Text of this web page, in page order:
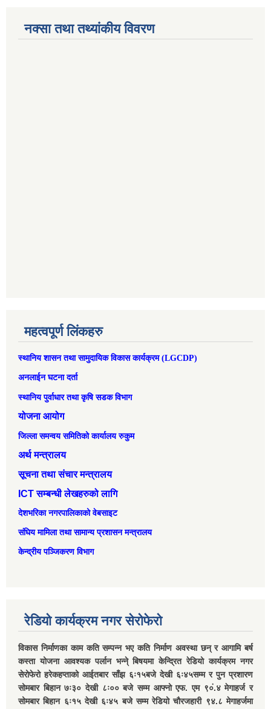
नक्सा तथा तथ्यांकीय विवरण
महत्वपूर्ण लिंकहरु
स्थानिय शासन तथा सामुदायिक विकास कार्यक्रम (LGCDP)
अनलाईन घटना दर्ता
स्थानिय पुर्वाधार तथा कृषि सडक विभाग
योजना आयोग
जिल्ला समन्वय समितिको कार्यालय रुकुम
अर्थ मन्त्रालय
सूचना तथा संचार मन्त्रालय
ICT सम्बन्धी लेखहरुको लागि
देशभरिका नगरपालिकाको वेबसाइट
संघिय मामिला तथा सामान्‍य प्रशासन मन्त्रालय
केन्द्रीय पञ्जिकरण विभाग
रेडियो कार्यक्रम नगर सेरोफेरो
विकास निर्माणका काम कति सम्पन्न भए कति निर्माण अवस्था छन् र आगामि बर्ष
कस्ता योजना आवश्यक पर्लान भन्ने् बिषयमा केन्द्रित रेडियो कार्यक्रम नगर
सेरोफेरो हरेकहप्ताको आईतबार साँझ ६ः१५बजे देखी ६ः४५सम्म र पुन प्रशारण
सोमबार बिहान ७ः३० देखी ८ः०० बजे सम्म आफ्नो एफ. एम ९०ं.४ मेगाहर्ज र
सोमबार बिहान ६ः१५ देखी ६ः४५ बजे सम्म रेडियो चौरजहारी ९४.८ मेगाहर्जमा